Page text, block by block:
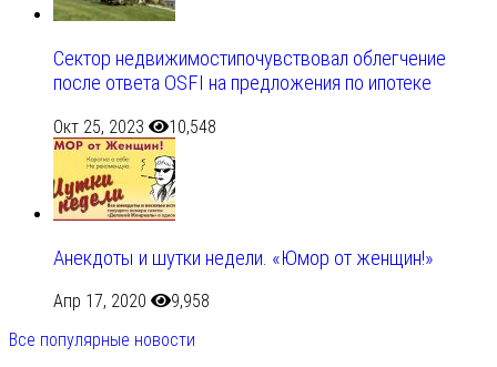
Сектор недвижимостипочувствовал облегчение
после ответа OSFI на предложения по ипотеке
Окт 25, 2023 10,548
Анекдоты и шутки недели. «Юмор от женщин!»
Апр 17, 2020
9,958
Все популярные новости